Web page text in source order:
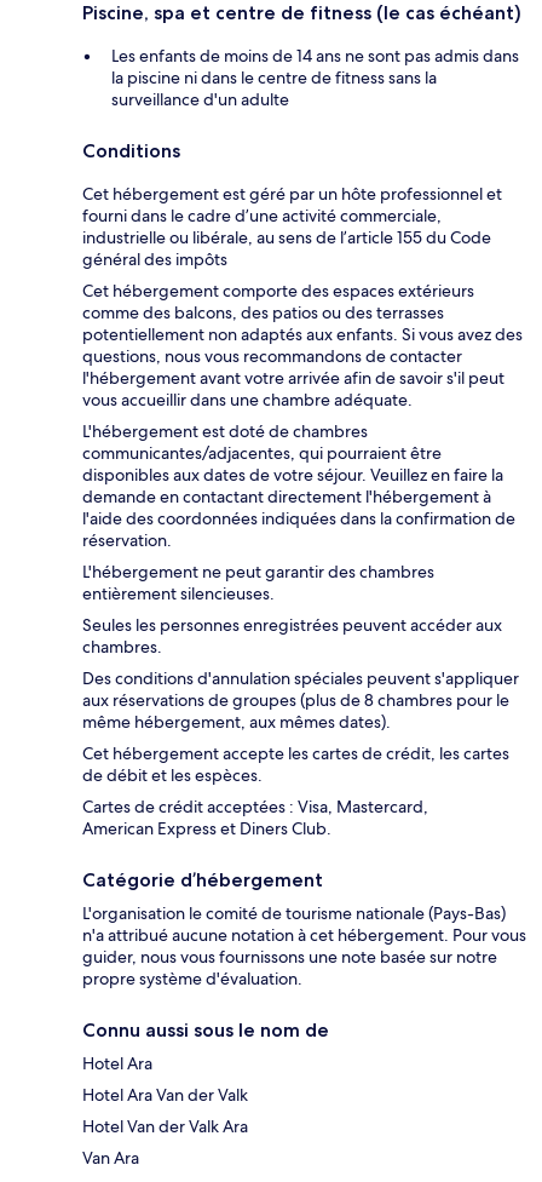
Piscine, spa et centre de fitness (le cas échéant)
Les enfants de moins de 14 ans ne sont pas admis dans
la piscine ni dans le centre de fitness sans la
surveillance d'un adulte
Conditions
Cet hébergement est géré par un hôte professionnel et
fourni dans le cadre d’une activité commerciale,
industrielle ou libérale, au sens de l’article 155 du Code
général des impôts
Cet hébergement comporte des espaces extérieurs
comme des balcons, des patios ou des terrasses
potentiellement non adaptés aux enfants. Si vous avez des
questions, nous vous recommandons de contacter
l'hébergement avant votre arrivée afin de savoir s'il peut
vous accueillir dans une chambre adéquate.
L'hébergement est doté de chambres
communicantes/adjacentes, qui pourraient être
disponibles aux dates de votre séjour. Veuillez en faire la
demande en contactant directement l'hébergement à
l'aide des coordonnées indiquées dans la confirmation de
réservation.
L'hébergement ne peut garantir des chambres
entièrement silencieuses.
Seules les personnes enregistrées peuvent accéder aux
chambres.
Des conditions d'annulation spéciales peuvent s'appliquer
aux réservations de groupes (plus de 8 chambres pour le
même hébergement, aux mêmes dates).
Cet hébergement accepte les cartes de crédit, les cartes
de débit et les espèces.
Cartes de crédit acceptées : Visa, Mastercard,
American Express et Diners Club.
Catégorie d’hébergement
L'organisation le comité de tourisme nationale (Pays-Bas)
n'a attribué aucune notation à cet hébergement. Pour vous
guider, nous vous fournissons une note basée sur notre
propre système d'évaluation.
Connu aussi sous le nom de
Hotel Ara
Hotel Ara Van der Valk
Hotel Van der Valk Ara
Van Ara